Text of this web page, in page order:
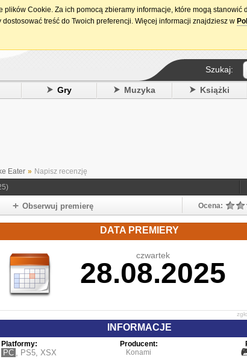
15. urodziny
Szukaj:
Gry Muzyka Książki
Eater » Napisz recenzję
Obserwuj premierę Ocena:
DATA PREMIERY
czwartek
28.08.2025
INFORMACJE
Platformy:
PC , PS5, XSX
Producent:
Konami
Cookie. Za ich pomocą zbieramy informacje, które mogą
treść do Twoich preferencji. Więcej informacji znajdziesz w